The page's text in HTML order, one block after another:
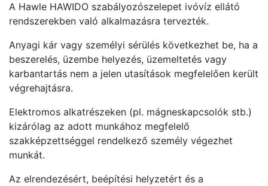
A Hawle HAWIDO szabályozószelepet ivóvíz ellátó
rendszerekben való alkalmazásra tervezték.
Anyagi kár vagy személyi sérülés következhet be, ha a
beszerelés, üzembe helyezés, üzemeltetés vagy
karbantartás nem a jelen utasítások megfelelően került
végrehajtásra.
Elektromos alkatrészeken (pl. mágneskapcsolók stb.)
kizárólag az adott munkához megfelelő
szakképzettséggel rendelkező személy végezhet
munkát.
Az elrendezésért, beépítési helyzetért és a